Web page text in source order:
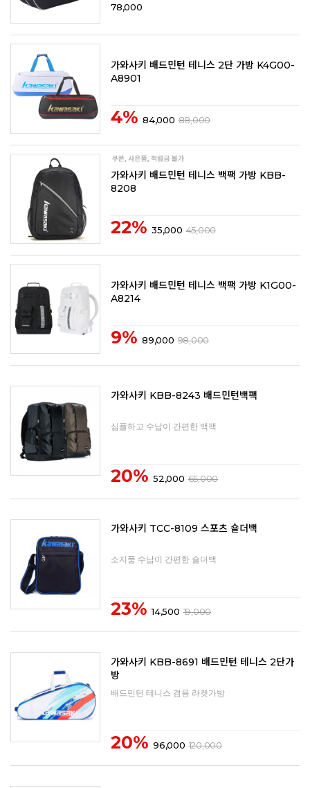
78,000
가와사키 배드민턴 테니스 2단 가방 K4G00-
A8901
4% 84,000 88,000
가와사키 배드민턴 테니스 백팩 가방 KBB-
8208
22% 35,000 45,000
가와사키 배드민턴 테니스 백팩 가방 K1G00-
A8214
9% 89,000 98,000
가와사키 KBB-8243 배드민턴백팩
심플하고 수납이 간편한 백팩
20% 52,000 65,000
가와사키 TCC-8109 스포츠 숄더백
소지품 수납이 간편한 숄더백
23% 14,500 19,000
가와사키 KBB-8691 배드민턴 테니스 2단가
방
배드민턴 테니스 겸용 라켓가방
20% 96,000 120,000